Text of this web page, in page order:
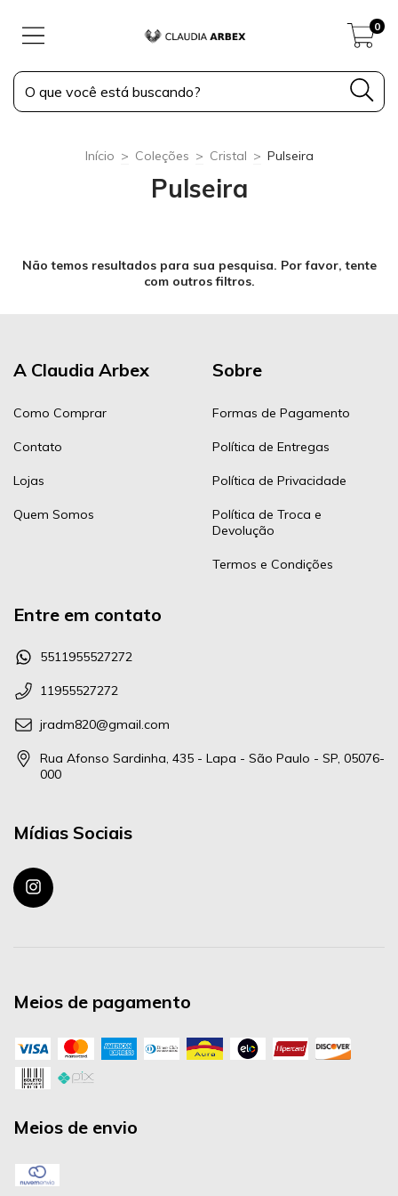
0
Início > Coleções > Cristal > Pulseira
Pulseira
Não temos resultados para sua pesquisa. Por favor, tente
com outros filtros.
A Claudia Arbex
Como Comprar
Contato
Lojas
Quem Somos
Sobre
Formas de Pagamento
Política de Entregas
Política de Privacidade
Política de Troca e
Devolução
Termos e Condições
Entre em contato
5511955527272
11955527272
jradm820@gmail.com
Rua Afonso Sardinha, 435 - Lapa - São Paulo - SP, 05076-
000
Mídias Sociais
Meios de pagamento
Meios de envio